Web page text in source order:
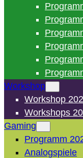
Workshop
Workshop
Workshops
Gaming
Programm
Analogspiele